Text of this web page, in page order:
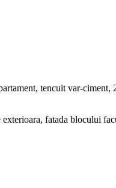
tencuit var-
fatada blocului